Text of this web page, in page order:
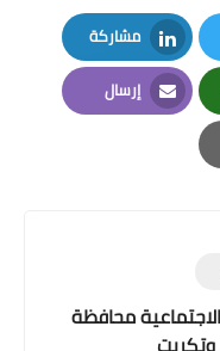
مشاركة
LinkedIn
إرسال
Email
محافظة